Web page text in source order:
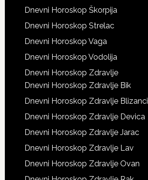
Dnevni Horoskop Škorpija
Dnevni Horoskop Strelac
Dnevni Horoskop Vaga
Dnevni Horoskop Vodolija
Dnevni Horoskop Zdravlje
Dnevni Horoskop Zdravlje Bik
Dnevni Horoskop Zdravlje Blizanci
Dnevni Horoskop Zdravlje Devica
Dnevni Horoskop Zdravlje Jarac
Dnevni Horoskop Zdravlje Lav
Dnevni Horoskop Zdravlje Ovan